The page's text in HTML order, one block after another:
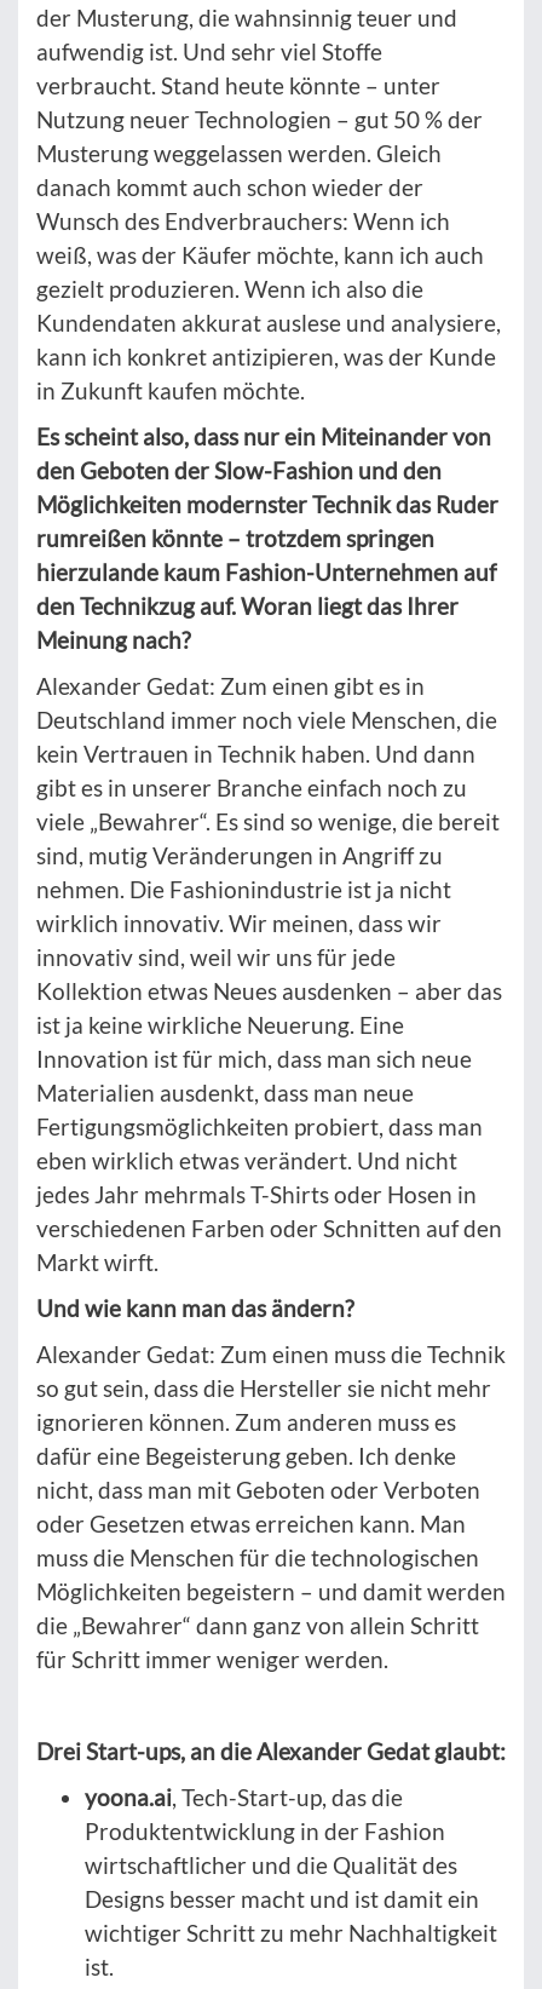
der Musterung, die wahnsinnig teuer und
aufwendig ist. Und sehr viel Stoffe
verbraucht. Stand heute könnte – unter
Nutzung neuer Technologien – gut 50 % der
Musterung weggelassen werden. Gleich
danach kommt auch schon wieder der
Wunsch des Endverbrauchers: Wenn ich
weiß, was der Käufer möchte, kann ich auch
gezielt produzieren. Wenn ich also die
Kundendaten akkurat auslese und analysiere,
kann ich konkret antizipieren, was der Kunde
in Zukunft kaufen möchte.
Es scheint also, dass nur ein Miteinander von
den Geboten der Slow-Fashion und den
Möglichkeiten modernster Technik das Ruder
rumreißen könnte – trotzdem springen
hierzulande kaum Fashion-Unternehmen auf
den Technikzug auf. Woran liegt das Ihrer
Meinung nach?
Alexander Gedat: Zum einen gibt es in
Deutschland immer noch viele Menschen, die
kein Vertrauen in Technik haben. Und dann
gibt es in unserer Branche einfach noch zu
viele „Bewahrer“. Es sind so wenige, die bereit
sind, mutig Veränderungen in Angriff zu
nehmen. Die Fashionindustrie ist ja nicht
wirklich innovativ. Wir meinen, dass wir
innovativ sind, weil wir uns für jede
Kollektion etwas Neues ausdenken – aber das
ist ja keine wirkliche Neuerung. Eine
Innovation ist für mich, dass man sich neue
Materialien ausdenkt, dass man neue
Fertigungsmöglichkeiten probiert, dass man
eben wirklich etwas verändert. Und nicht
jedes Jahr mehrmals T-Shirts oder Hosen in
verschiedenen Farben oder Schnitten auf den
Markt wirft.
Und wie kann man das ändern?
Alexander Gedat: Zum einen muss die Technik
so gut sein, dass die Hersteller sie nicht mehr
ignorieren können. Zum anderen muss es
dafür eine Begeisterung geben. Ich denke
nicht, dass man mit Geboten oder Verboten
oder Gesetzen etwas erreichen kann. Man
muss die Menschen für die technologischen
Möglichkeiten begeistern – und damit werden
die „Bewahrer“ dann ganz von allein Schritt
für Schritt immer weniger werden.
Drei Start-ups, an die Alexander Gedat glaubt:
yoona.ai, Tech-Start-up, das die
Produktentwicklung in der Fashion
wirtschaftlicher und die Qualität des
Designs besser macht und ist damit ein
wichtiger Schritt zu mehr Nachhaltigkeit
ist.